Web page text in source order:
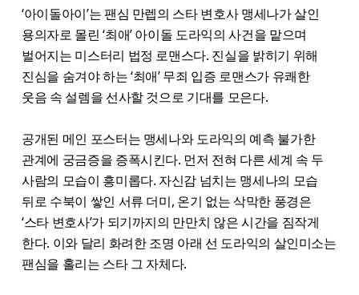
‘아이돌아이’는 팬심 만렙의 스타 변호사 맹세나가 살인
용의자로 몰린 ‘최애’ 아이돌 도라익의 사건을 맡으며
벌어지는 미스터리 법정 로맨스다. 진실을 밝히기 위해
진심을 숨겨야 하는 ‘최애’ 무죄 입증 로맨스가 유쾌한
웃음 속 설렘을 선사할 것으로 기대를 모은다.
공개된 메인 포스터는 맹세나와 도라익의 예측 불가한
관계에 궁금증을 증폭시킨다. 먼저 전혀 다른 세계 속 두
사람의 모습이 흥미롭다. 자신감 넘치는 맹세나의 모습
뒤로 수북이 쌓인 서류 더미, 온기 없는 삭막한 풍경은
‘스타 변호사’가 되기까지의 만만치 않은 시간을 짐작게
한다. 이와 달리 화려한 조명 아래 선 도라익의 살인미소는
팬심을 홀리는 스타 그 자체다.